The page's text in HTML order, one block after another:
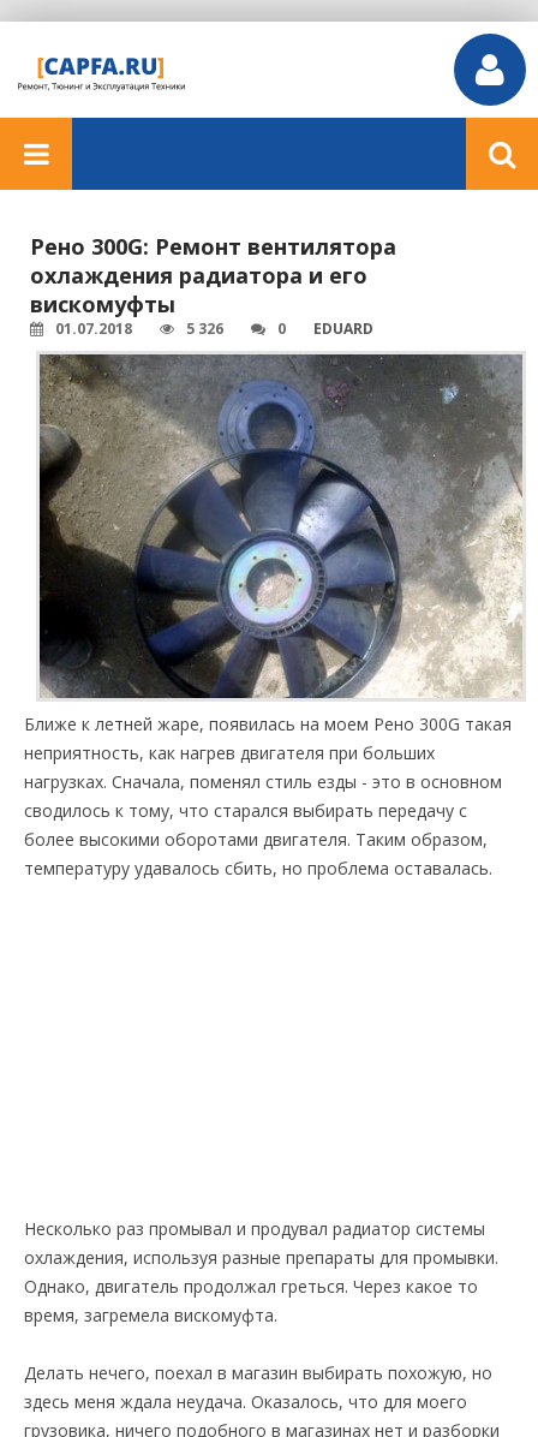
Рено 300G: Ремонт вентилятора
охлаждения радиатора и его
вискомуфты
01.07.2018 5 326 0 EDUARD
Ближе к летней жаре, появилась на моем Рено 300G такая
неприятность, как нагрев двигателя при больших
нагрузках. Сначала, поменял стиль езды - это в основном
сводилось к тому, что старался выбирать передачу с
более высокими оборотами двигателя. Таким образом,
температуру удавалось сбить, но проблема оставалась.
Несколько раз промывал и продувал радиатор системы
охлаждения, используя разные препараты для промывки.
Однако, двигатель продолжал греться. Через какое то
время, загремела вискомуфта.
Делать нечего, поехал в магазин выбирать похожую, но
здесь меня ждала неудача. Оказалось, что для моего
грузовика, ничего подобного в магазинах нет и разборки